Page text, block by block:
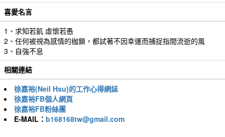
喜愛名言
1、求知若飢 虛懷若愚
2、任何被視為感情的枷鎖，都試著不因幸運而捕捉指間流逝的風
3、自強不息
相關連結
徐嘉裕(Neil Hsu)的工作心得網誌
徐嘉裕FB個人網頁
徐嘉裕FB粉絲團
E-MAIL： b168168tw@gmail.com